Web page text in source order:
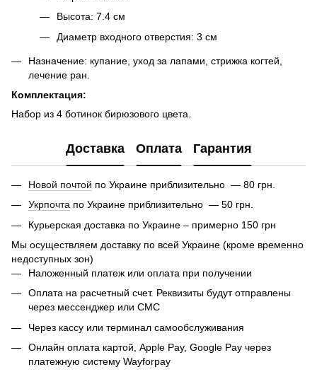
Высота: 7.4 см
Диаметр входного отверстия: 3 см
Назначение: купание, уход за лапами, стрижка когтей,
лечение ран.
Комплектация:
Набор из 4 ботинок бирюзового цвета.
Доставка Оплата Гарантия
Новой почтой по Украине приблизительно — 80 грн.
Укрпочта по Украине приблизительно — 50 грн.
Курьерская доставка по Украине – примерно 150 грн
Мы осуществляем доставку по всей Украине (кроме временно
недоступных зон)
Наложенный платеж или оплата при получении
Оплата на расчетный счет. Реквизиты будут отправлены
через мессенджер или СМС
Через кассу или терминал самообслуживания
Онлайн оплата картой, Apple Pay, Google Pay через
платежную систему Wayforpay